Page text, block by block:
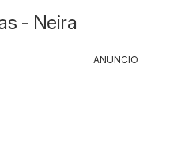
- Neira
ANUNCIO